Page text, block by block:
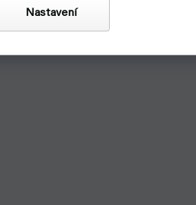
Nastavení
Mid, High)